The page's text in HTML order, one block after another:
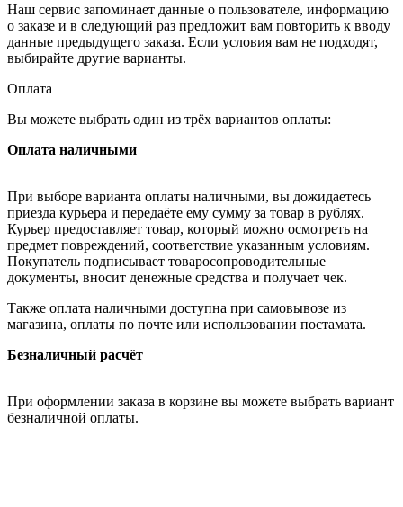
Наш сервис запоминает данные о пользователе, информацию
о заказе и в следующий раз предложит вам повторить к вводу
данные предыдущего заказа. Если условия вам не подходят,
выбирайте другие варианты.
Оплата
Вы можете выбрать один из трёх вариантов оплаты:
Оплата наличными
При выборе варианта оплаты наличными, вы дожидаетесь
приезда курьера и передаёте ему сумму за товар в рублях.
Курьер предоставляет товар, который можно осмотреть на
предмет повреждений, соответствие указанным условиям.
Покупатель подписывает товаросопроводительные
документы, вносит денежные средства и получает чек.
Также оплата наличными доступна при самовывозе из
магазина, оплаты по почте или использовании постамата.
Безналичный расчёт
При оформлении заказа в корзине вы можете выбрать вариант
безналичной оплаты.